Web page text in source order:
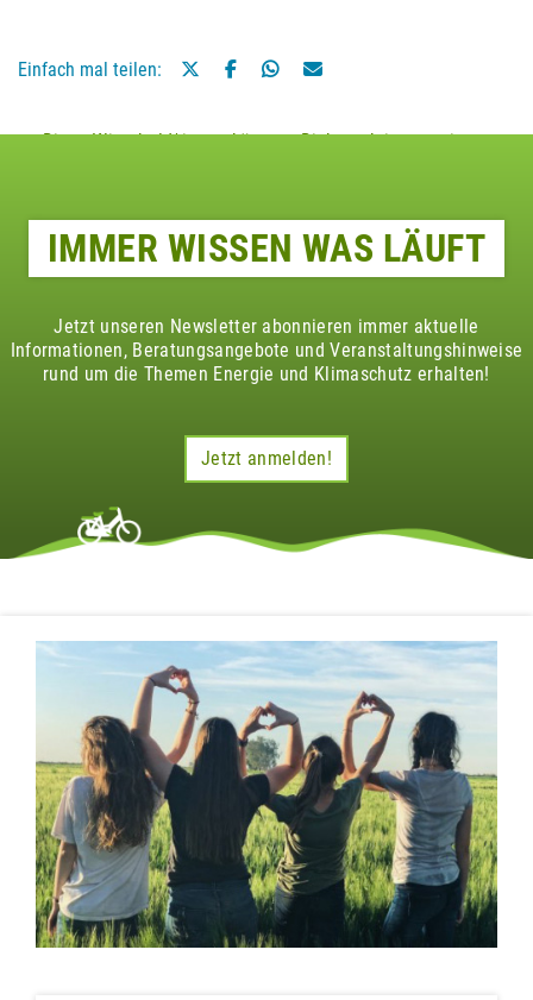
Einfach mal teilen:
Diese Klimaheld*innen könnten Dich auch interessieren
IMMER WISSEN WAS LÄUFT
Jetzt unseren Newsletter abonnieren immer aktuelle
Informationen, Beratungsangebote und Veranstaltungshinweise
rund um die Themen Energie und Klimaschutz erhalten!
Jetzt anmelden!